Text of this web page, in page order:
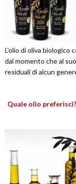
L’olio di oliva biologico
dal momento che al
residuali di alcun
Quale olio preferisci?